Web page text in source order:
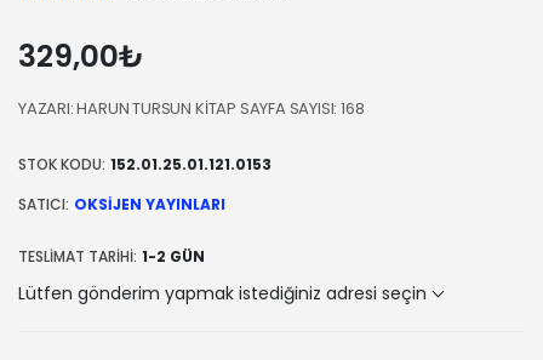
329,00₺
YAZARI: HARUN TURSUN KİTAP SAYFA SAYISI: 168
STOK KODU: 152.01.25.01.121.0153
SATICI: OKSIJEN YAYINLARI
TESLIMAT TARIHI: 1-2 GÜN
Lütfen gönderim yapmak istediğiniz adresi seçin